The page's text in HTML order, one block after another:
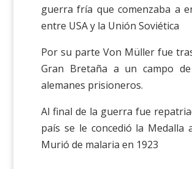
guerra fría que comenzaba a
entre USA y la Unión Soviética
Por su parte Von Müller fue
Gran Bretaña a un campo de
alemanes prisioneros.
Al final de la guerra fue
país se le concedió la Medalla
Murió de malaria en 1923